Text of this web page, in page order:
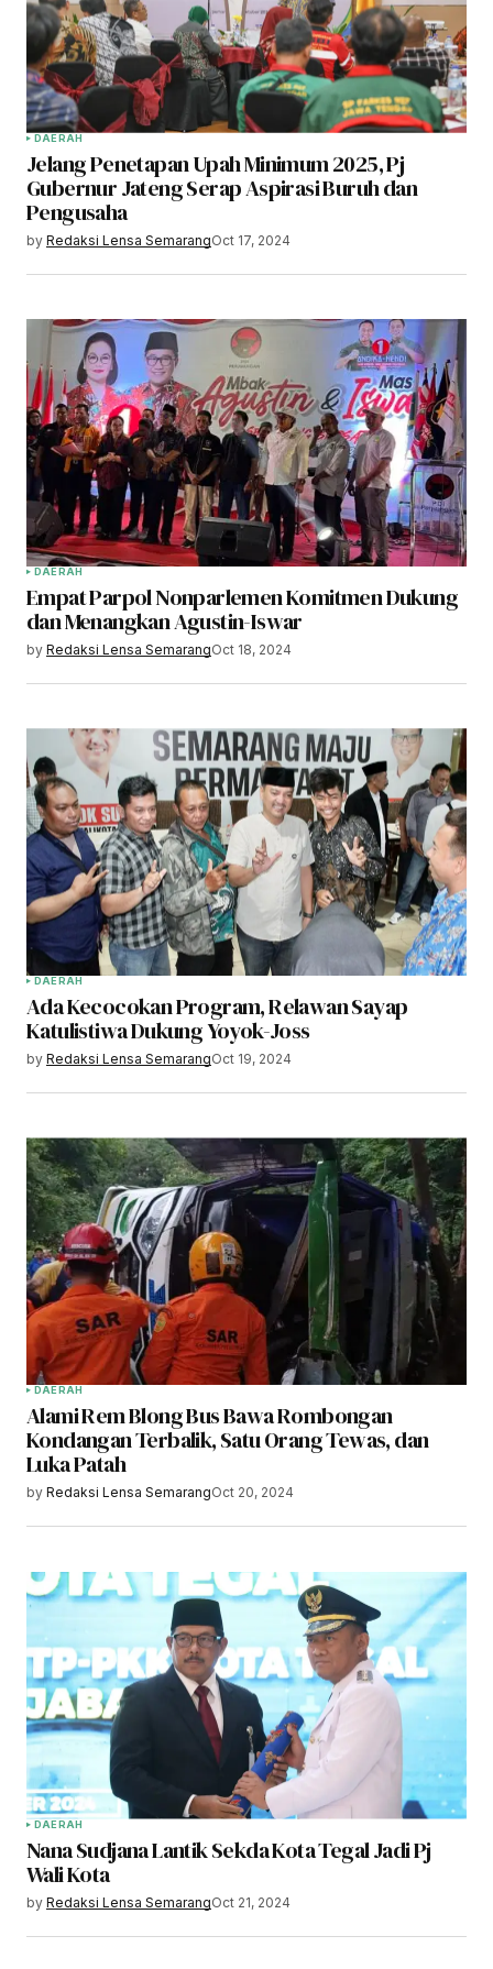
DAERAH
Jelang Penetapan Upah Minimum 2025, Pj
Gubernur Jateng Serap Aspirasi Buruh dan
Pengusaha
by Redaksi Lensa SemarangOct 17, 2024
DAERAH
Empat Parpol Nonparlemen Komitmen Dukung
dan Menangkan Agustin-Iswar
by Redaksi Lensa SemarangOct 18, 2024
DAERAH
Ada Kecocokan Program, Relawan Sayap
Katulistiwa Dukung Yoyok-Joss
by Redaksi Lensa SemarangOct 19, 2024
DAERAH
Alami Rem Blong Bus Bawa Rombongan
Kondangan Terbalik, Satu Orang Tewas, dan
Luka Patah
by Redaksi Lensa SemarangOct 20, 2024
DAERAH
Nana Sudjana Lantik Sekda Kota Tegal Jadi Pj
Wali Kota
by Redaksi Lensa SemarangOct 21, 2024